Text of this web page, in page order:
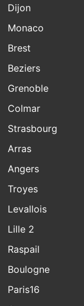
Dijon
Monaco
Brest
Beziers
Grenoble
Colmar
Strasbourg
Arras
Angers
Troyes
Levallois
Lille 2
Raspail
Boulogne
Paris16